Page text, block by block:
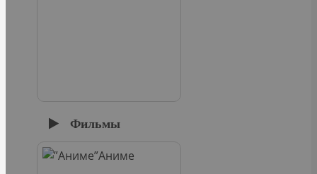
Фильмы
Аниме